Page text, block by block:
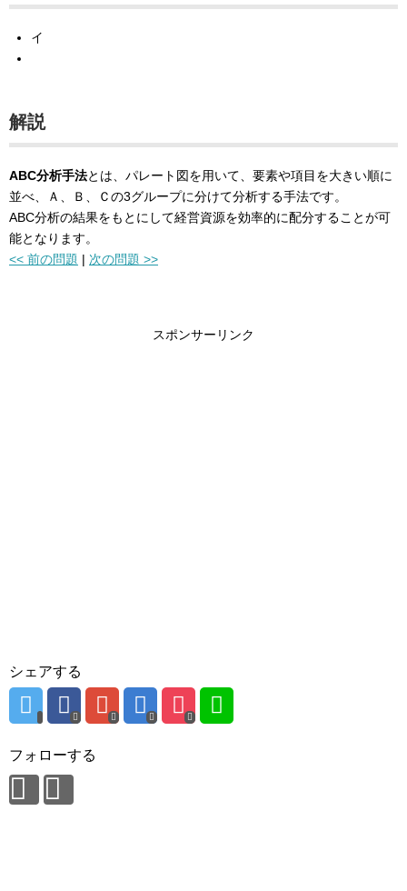
イ
解説
ABC分析手法とは、パレート図を用いて、要素や項目を大きい順に
並べ、Ａ、Ｂ、Ｃの3グループに分けて分析する手法です。
ABC分析の結果をもとにして経営資源を効率的に配分することが可
能となります。
<< 前の問題 | 次の問題 >>
スポンサーリンク
シェアする
フォローする